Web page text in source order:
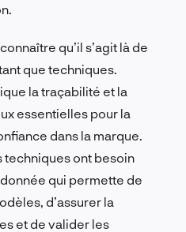
qu’il s’agit là de
que techniques.
la traçabilité et la
essentielles pour la
dans la marque.
techniques ont besoin
qui permette de
d’assurer la
et de valider les